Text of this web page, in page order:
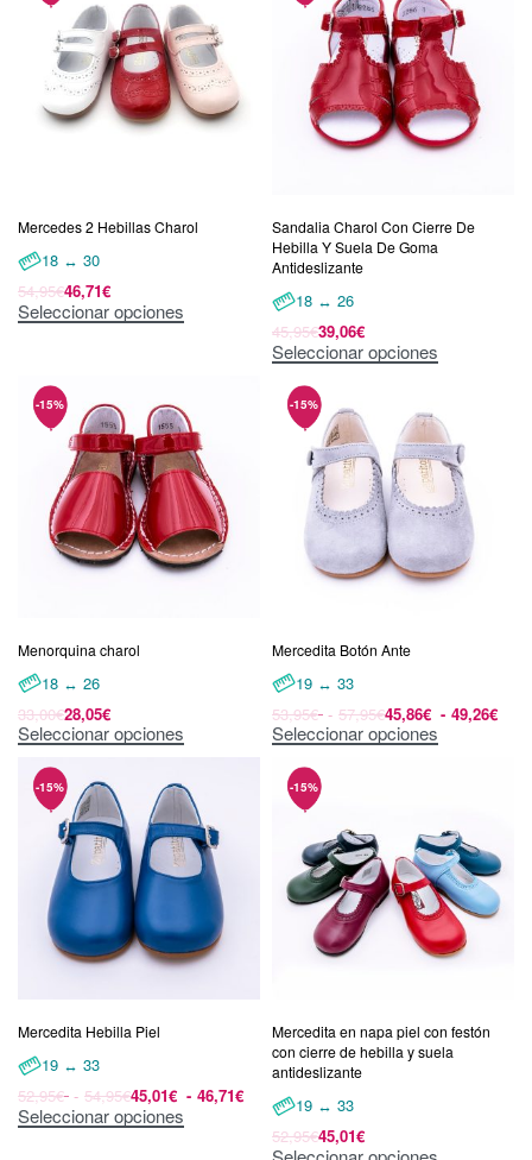
Mercedes 2 Hebillas Charol
18 ↔ 30
54,95€46,71€
Seleccionar opciones
Sandalia Charol Con Cierre De
Hebilla Y Suela De Goma
Antideslizante
18 ↔ 26
45,95€39,06€
Seleccionar opciones
Menorquina charol
18 ↔ 26
33,00€28,05€
Seleccionar opciones
Mercedita Botón Ante
19 ↔ 33
53,95€ 57,95€45,86€ 49,26€
Seleccionar opciones
Mercedita Hebilla Piel
19 ↔ 33
52,95€ 54,95€45,01€ 46,71€
Seleccionar opciones
Mercedita en napa piel con festón
con cierre de hebilla y suela
antideslizante
19 ↔ 33
52,95€45,01€